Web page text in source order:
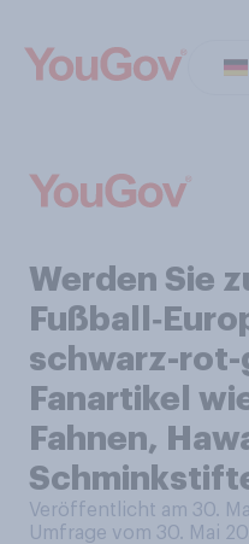
Werden Sie
schwarz-
Fanartikel
Fahnen,
Veröffentlicht am 30.
Umfrage vom 30. Mai